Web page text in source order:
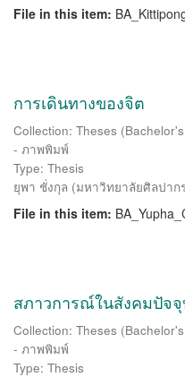
File in this item:
การเดินทางของจิต
Collection: Theses
- ภาพพิมพ์
Type: Thesis
ยุพา ชั่งกุล (มหาวิทยาลัยศิลปาก
File in this item:
สภาวการณ์ในสังคมปัจ
Collection: Theses
- ภาพพิมพ์
Type: Thesis